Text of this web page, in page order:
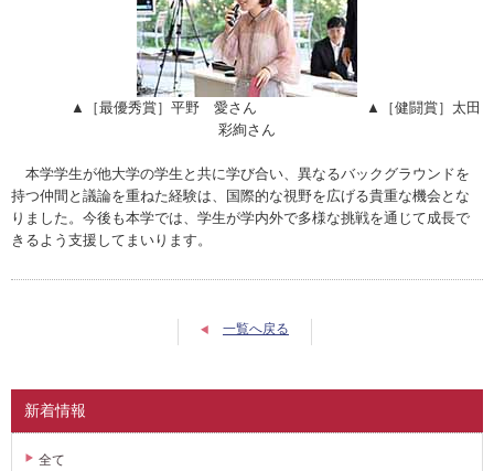
▲［最優秀賞］平野 愛さん ▲［健闘賞］太田
彩絢さん
本学学生が他大学の学生と共に学び合い、 異なるバックグラウンドを
持つ仲間と議論を重ねた経験は、国際的な視野を広げる貴重な機会とな
りました。 今後も本学では、学生が学内外で多様な挑戦を通じて成長で
きるよう支援してまいります。
一覧へ戻る
新着情報
全て